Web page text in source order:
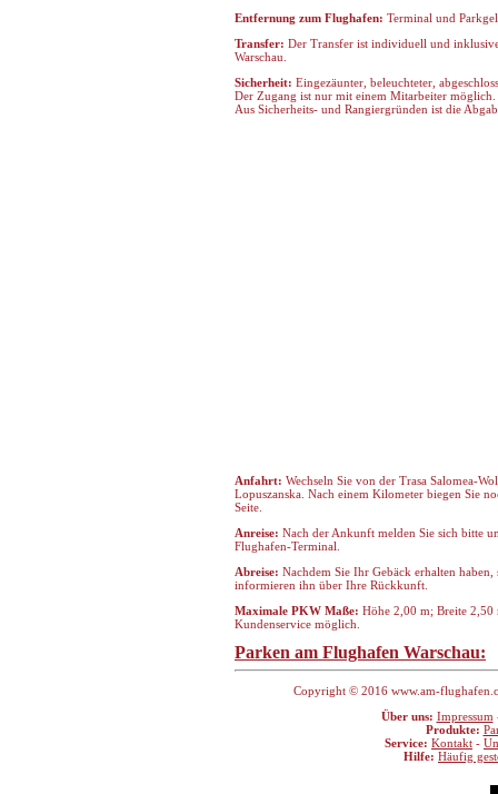
Entfernung zum Flughafen: Terminal und
Transfer: Der Transfer ist individuell und
Warschau.
Sicherheit: Eingezäunter, beleuchteter,
Der Zugang ist nur mit einem Mitarbeiter
Aus Sicherheits- und Rangiergründen ist die
Anfahrt: Wechseln Sie von der Trasa Salomea-
Lopuszanska. Nach einem Kilometer biegen Sie
Seite.
Anreise: Nach der Ankunft melden Sie sich bitte
Flughafen-Terminal.
Abreise: Nachdem Sie Ihr Gebäck erhalten
informieren ihn über Ihre Rückkunft.
Maximale PKW Maße: Höhe 2,00 m; Breite 2,50
Kundenservice möglich.
Parken am Flughafen Warschau:
Copyright © 2016 www.am-
Über uns: Impressum
Produkte:
Service: Kontakt -
Hilfe: Häufig